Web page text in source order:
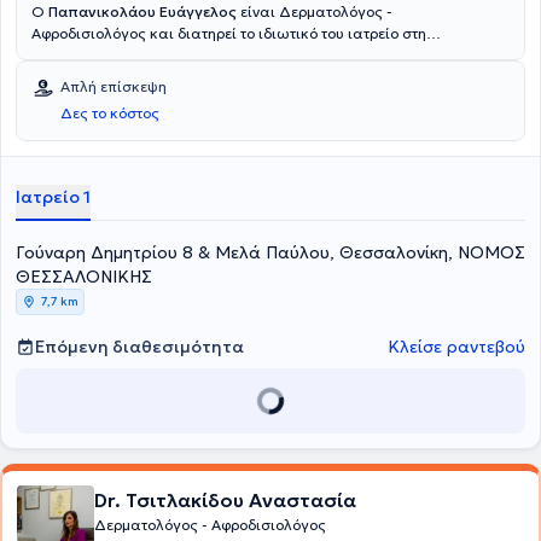
Ο Παπανικολάου Ευάγγελος είναι Δερματολόγος -
Αφροδισιολόγος και διατηρεί το ιδιωτικό του ιατρείο στη
Δημοκρίτειου Πανεπιστήμιου και κάτοχος Μεταπτυχιακού Τίτλου
Σπουδών. Ο ιατρός ειδικεύτηκε στη Δερματολογία στο Νοσοκομείο
Αφροδίσιων και Δερματικών Νόσων Θεσσαλονίκης ενώ στο ιατρείο
του αναλαμβάνει πλήθος περιστατικών που άπτονται όλου του
Απλή επίσκεψη
Δες το κόστος
Ιατρείο 1
Γούναρη Δημητρίου 8 & Μελά Παύλου, Θεσσαλονίκη, ΝΟΜΟΣ
ΘΕΣΣΑΛΟΝΙΚΗΣ
7,7 km
Επόμενη διαθεσιμότητα Κλείσε ραντεβού
Dr. Τσιτλακίδου Αναστασία
Δερματολόγος - Αφροδισιολόγος